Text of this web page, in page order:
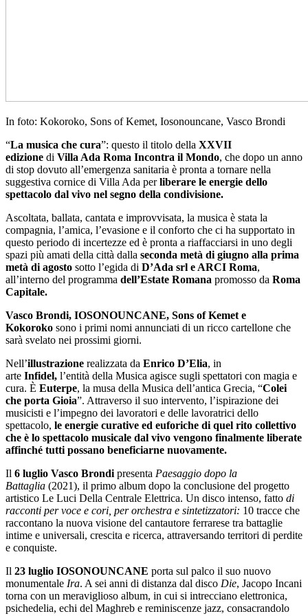
In foto: Kokoroko, Sons of Kemet, Iosonouncane, Vasco Brondi
“La musica che cura”: questo il titolo della XXVII
edizione di Villa Ada Roma Incontra il Mondo, che dopo un anno
di stop dovuto all’emergenza sanitaria è pronta a tornare nella
suggestiva cornice di Villa Ada perliberare le energie dello
spettacolo dal vivo nel segno della condivisione.
Ascoltata, ballata, cantata e improvvisata, la musica è stata la
compagnia, l’amica, l’evasione e il conforto che ci ha supportato in
questo periodo di incertezze ed è pronta a riaffacciarsi in uno degli
spazi più amati della città dalla seconda metà di giugno alla prima
metà di agosto sotto l’egida di D’Ada srl e ARCI Roma,
all’interno del programma dell’Estate Romana promosso da Roma
Capitale.
Vasco Brondi, IOSONOUNCANE, Sons of Kemet e
Kokoroko sono i primi nomi annunciati di un ricco cartellone che
sarà svelato nei prossimi giorni.
Nell’illustrazione realizzata da Enrico D’Elia, in
arte Infidel, l’entità della Musica agisce sugli spettatori con magia e
cura. È Euterpe, la musa della Musica dell’antica Grecia, “Colei
che porta Gioia”. Attraverso il suo intervento, l’ispirazione dei
musicisti e l’impegno dei lavoratori e delle lavoratrici dello
spettacolo, le energie curative ed euforiche di quel rito collettivo
che è lo spettacolo musicale dal vivo vengono finalmente liberate
affinché tutti possano beneficiarne nuovamente.
Il 6 luglio Vasco Brondi presenta Paesaggio dopo la
Battaglia (2021), il primo album dopo la conclusione del progetto
artistico Le Luci Della Centrale Elettrica. Un disco intenso, fatto di
racconti per voce e cori, per orchestra e sintetizzatori: 10 tracce che
raccontano la nuova visione del cantautore ferrarese tra battaglie
intime e universali, crescita e ricerca, attraversando territori di perdite
e conquiste.
Il 23 luglio IOSONOUNCANE porta sul palco il suo nuovo
monumentale Ira. A sei anni di distanza dal disco Die, Jacopo Incani
torna con un meraviglioso album, in cui si intrecciano elettronica,
psichedelia, echi del Maghreb e reminiscenze jazz, consacrandolo